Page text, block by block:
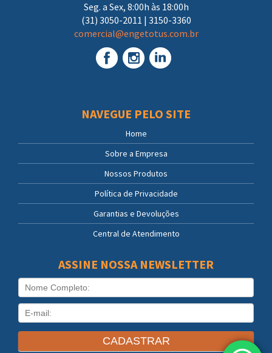
Seg. a Sex, 8:00h às 18:00h
(31) 3050-2011 | 3150-3360
comercial@engetotus.com.br
NAVEGUE PELO SITE
Home
Sobre a Empresa
Nossos Produtos
Política de Privacidade
Garantias e Devoluções
Central de Atendimento
ASSINE NOSSA NEWSLETTER